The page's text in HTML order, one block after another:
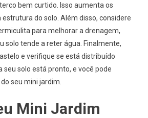
bem curtido. Isso aumenta os
do solo. Além disso, considere
para melhorar a drenagem,
solo tende a reter água. Finalmente,
e verifique se está distribuído
solo está pronto, e você pode
seu mini jardim.
Mini Jardim